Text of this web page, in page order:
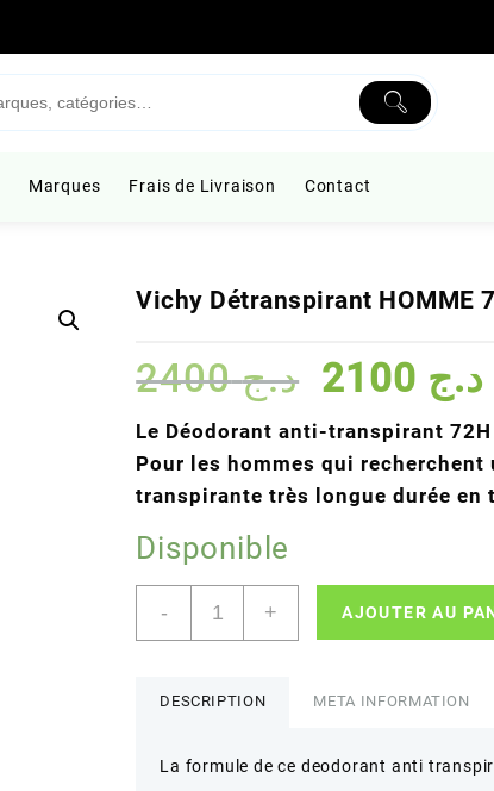
Marques Frais de Livraison Contact
Vichy Détranspirant HOMME
د.ج2400 Le
prix
initial
était :
د.ج
Le Déodorant anti-transpirant
Pour les hommes qui
transpirante très longue durée
Disponible
-
Vichy
HOMME
50ml
+ AJOUTER AU
DESCRIPTION META INFORMATION
La formule de ce deodorant anti